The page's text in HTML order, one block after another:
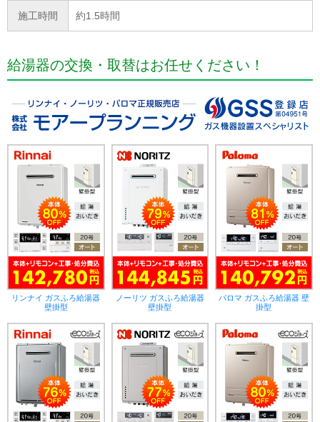
施工時間 約1.5時間
給湯器の交換・取替はお任せください！
リンナイ ガスふろ給湯器
壁掛型
ノーリツ ガスふろ給湯器
壁掛型
パロマ ガスふろ給湯器 壁
掛型